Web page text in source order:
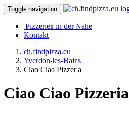
Toggle navigation
Pizzerien in der Nähe
Kontakt
ch.findpizza.eu
Yverdon-les-Bains
Ciao Ciao Pizzeria
Ciao Ciao Pizzeria